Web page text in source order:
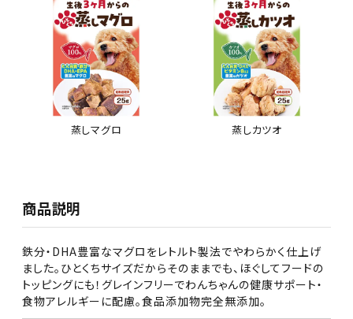
蒸しマグロ 蒸しカツオ
商品説明
鉄分・DHA豊富なマグロをレトルト製法でやわらかく仕上げ
ました。ひとくちサイズだからそのままでも、ほぐしてフードの
トッピングにも！グレインフリーでわんちゃんの健康サポート・
食物アレルギーに配慮。食品添加物完全無添加。